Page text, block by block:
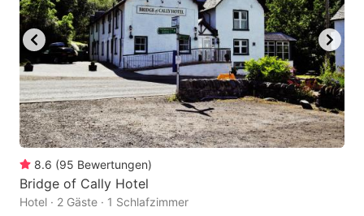
8.6 (95 Bewertungen)
Bridge of Cally Hotel
Hotel · 2 Gäste · 1 Schlafzimmer